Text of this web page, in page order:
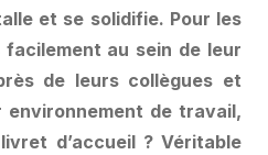
et se solidifie. Pour les
facilement au sein de leur
de leurs collègues et
environnement de travail,
d’accueil ? Véritable